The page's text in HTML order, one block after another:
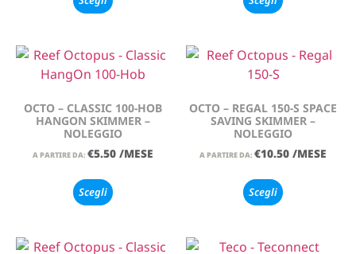
OCTO – CLASSIC 100-HOB
HANGON SKIMMER –
NOLEGGIO
A PARTIRE DA: €5.50 /MESE
Scegli
OCTO – REGAL 150-S SPACE
SAVING SKIMMER –
NOLEGGIO
A PARTIRE DA: €10.50 /MESE
Scegli